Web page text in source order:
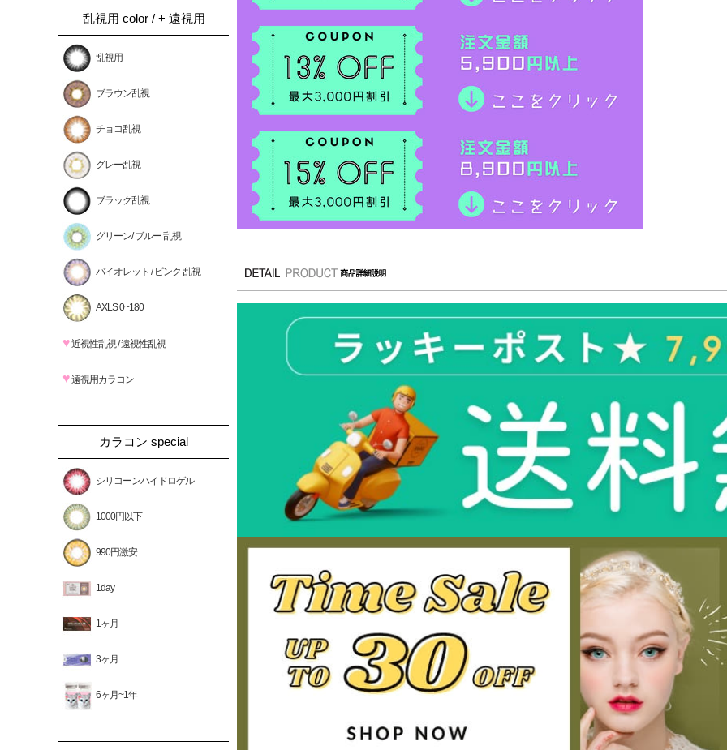
乱視用 color / + 遠視用
乱視用
ブラウン乱視
チョコ乱視
グレー乱視
ブラック乱視
グリーン/ ブルー 乱視
バイオレット / ピンク 乱視
AXLS 0~180
♥近視性乱視 / 遠視性乱視
♥遠視用カラコン
カラコン special
シリコーンハイドロゲル
1000円以下
990円激安
1day
1ヶ月
3ヶ月
6ヶ月~1年